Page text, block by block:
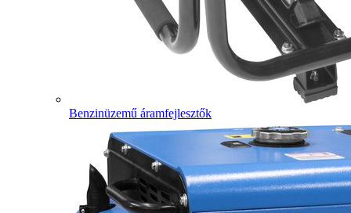
Benzinüzemű áramfejlesztők